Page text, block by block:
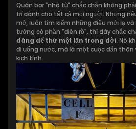
Quán bar "nhà tù" chắc chắn không
trí dành cho tất cả mọi người. Nhưng
mở, luôn tìm kiếm những điều mới lạ
tưởng có phần "điên rồ", thì đây chắc
đáng để thử một lần trong đời. Nó
đi uống nước, mà là một cuộc dấn thân
kịch tính.